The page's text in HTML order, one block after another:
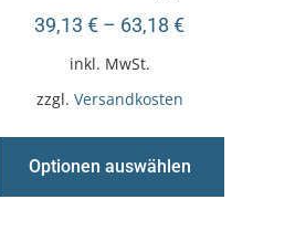
39,13 € – 63,18 €
inkl. MwSt.
zzgl. Versandkosten
Optionen auswählen